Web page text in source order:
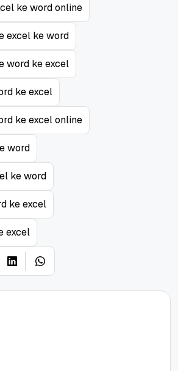
ke word online
excel ke word
word ke excel
ke excel
ke excel online
word
ke word
ke excel
excel